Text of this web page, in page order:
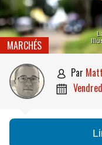
MARCHÉS
 par
